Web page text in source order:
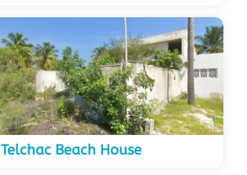
Telchac Beach House